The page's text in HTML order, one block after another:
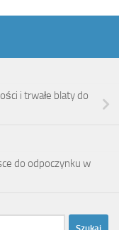
i trwałe blaty do
do odpoczynku w